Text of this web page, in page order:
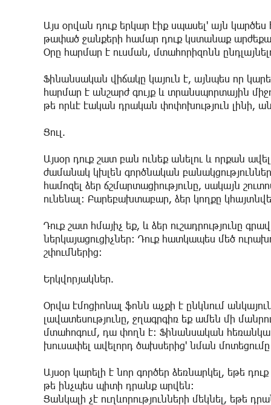
Այս օրվան դուք երկար էիք սպասել' այն
թափած ջանքերի համար դուք կստանաք
Օրը հարմար է ուսման, մտահորիզոնն
Ֆինանսական վիճակը կայուն է, այնպես որ
հարմար է անշարժ գույք և տրանսպորտային
թե որևէ էական դրական փոփոխություն լինի,
Ցուլ.
Այսօր դուք շատ բան ունեք անելու և որքան
ժամանակ կխլեն գործնական
համոզել ձեր ճշմարտացիությունը, սակայն
ունենալ: Բարեբախտաբար, ձեր կողքը
Դուք շատ հմայիչ եք, և ձեր ուշադրությունը
ներկայացուցիչներ: Դուք հատկապես մեծ
շփումներից:
Երկվորյակներ.
Օրվա էմոցիոնալ ֆոնն աչքի է ընկնում
լավատեսությունը, ջղագրգիռ եք ամեն մի
մտահոգում, դա փողն է: Ֆինանսական
խուսափել ավելորդ ծախսերից' նման
Այսօր կարելի է նոր գործեր ձեռնարկել, եթե
թե ինչպես պիտի դրանք արվեն:
Ցանկալի չէ ուղևորությունների մեկնել,